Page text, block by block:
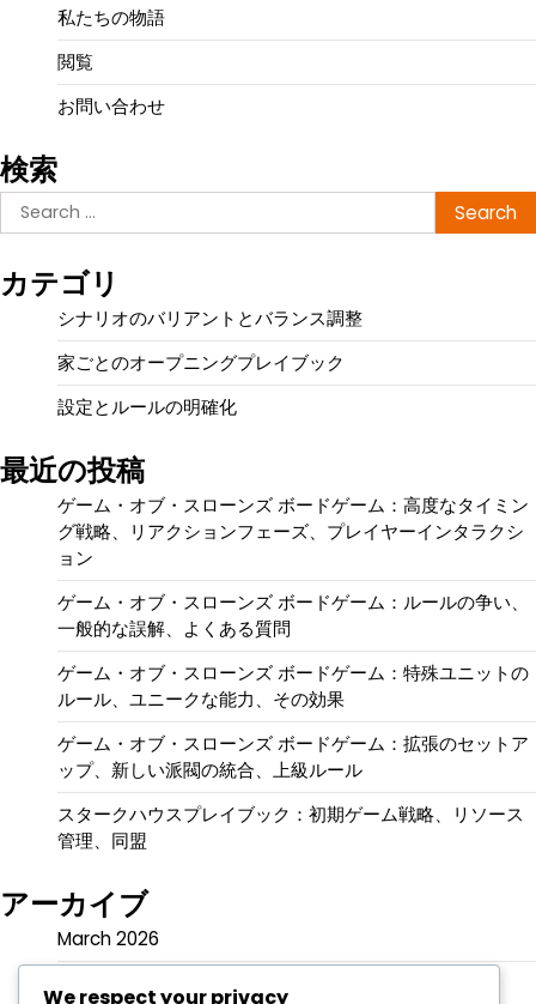
私たちの物語
閲覧
お問い合わせ
検索
Search
for:
カテゴリ
シナリオのバリアントとバランス調整
家ごとのオープニングプレイブック
設定とルールの明確化
最近の投稿
ゲーム・オブ・スローンズ ボードゲーム：高度なタイミン
グ戦略、リアクションフェーズ、プレイヤーインタラクシ
ョン
ゲーム・オブ・スローンズ ボードゲーム：ルールの争い、
一般的な誤解、よくある質問
ゲーム・オブ・スローンズ ボードゲーム：特殊ユニットの
ルール、ユニークな能力、その効果
ゲーム・オブ・スローンズ ボードゲーム：拡張のセットア
ップ、新しい派閥の統合、上級ルール
スタークハウスプレイブック：初期ゲーム戦略、リソース
管理、同盟
アーカイブ
March 2026
We respect your privacy